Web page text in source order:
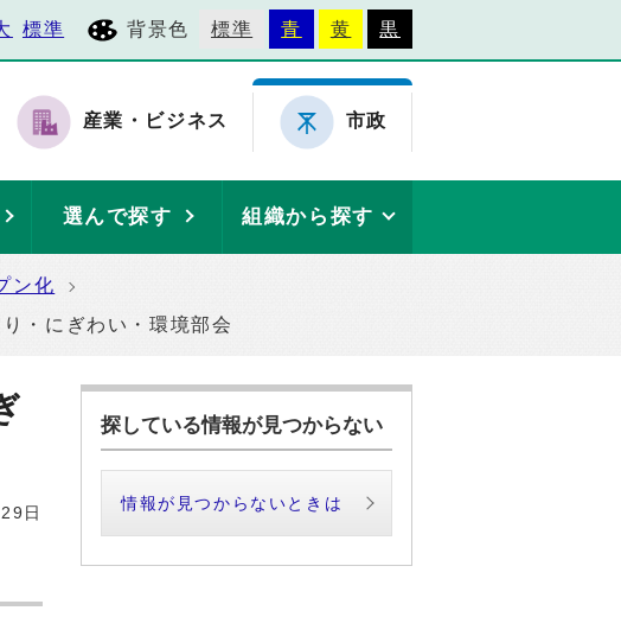
標準 背景色 標準 青 黄 黒
産業・ビジネス 市政
選んで探す 組織から探す
ン化
・にぎわい・環境部会
日
探している情報が見つからない
情報が見つからないときは